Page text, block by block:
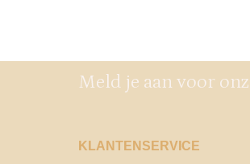
Meld je aan voor
KLANTENSERVICE